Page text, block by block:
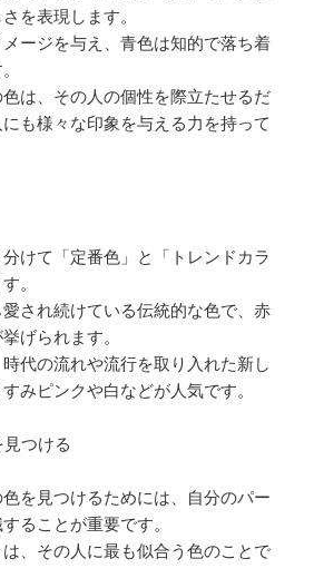
を表現します。
ージを与え、青色は知的で落ち着
は、その人の個性を際立たせるだ
も様々な印象を与える力を持って
けて「定番色」と「トレンドカラ
。
され続けている伝統的な色で、赤
げられます。
時代の流れや流行を取り入れた新し
みピンクや白などが人気です。
つける
を見つけるためには、自分のパー
ることが重要です。
、その人に最も似合う色のことで